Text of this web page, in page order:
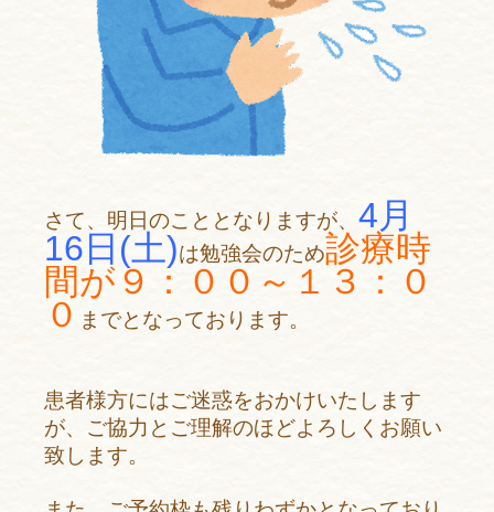
さて、明日のこととなりますが、 4月
16日(土)は勉強会のため診療時
間が９：００～１３：０
０ までとなっております。
患者様方にはご迷惑をおかけいたします
が、ご協力とご理解のほどよろしくお願い
致します。